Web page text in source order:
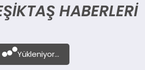
HABERLERI
Yükleniyor...